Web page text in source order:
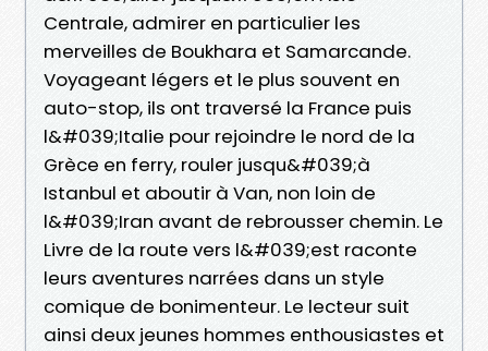
Centrale, admirer en particulier les
merveilles de Boukhara et Samarcande.
Voyageant légers et le plus souvent en
auto-stop, ils ont traversé la France puis
l&#039;Italie pour rejoindre le nord de la
Grèce en ferry, rouler jusqu&#039;à
Istanbul et aboutir à Van, non loin de
l&#039;Iran avant de rebrousser chemin. Le
Livre de la route vers l&#039;est raconte
leurs aventures narrées dans un style
comique de bonimenteur. Le lecteur suit
ainsi deux jeunes hommes enthousiastes et